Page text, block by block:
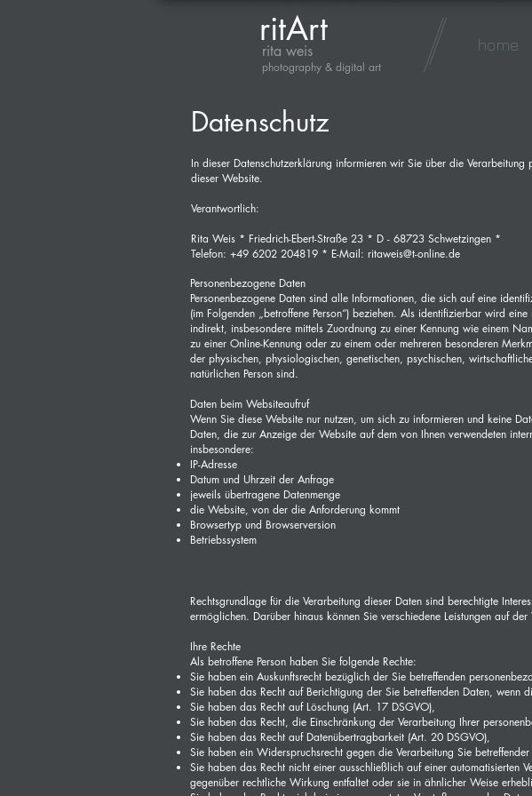
ritArt
rita weis
photography & digital art
home
Datenschutz
In dieser Datenschutzerklärung informieren wir Sie über die
dieser Website.
Verantwortlich:
Rita Weis * Friedrich-Ebert-Straße 23 * D - 68723 Schwetzingen *
Telefon: +49 6202 204819 * E-Mail: ritaweis@t-online.de
Personenbezogene Daten
Personenbezogene Daten sind alle Informationen, die sich auf eine
(im Folgenden „betroffene Person“) beziehen. Als identifizierbar wird
indirekt, insbesondere mittels Zuordnung zu einer Kennung wie einem
zu einer Online-Kennung oder zu einem oder mehreren besonderen
der physischen, physiologischen, genetischen, psychischen,
natürlichen Person sind.
Daten beim Websiteaufruf
Wenn Sie diese Website nur nutzen, um sich zu informieren und keine
Daten, die zur Anzeige der Website auf dem von Ihnen verwendeten
insbesondere:
IP-Adresse
Datum und Uhrzeit der Anfrage
jeweils übertragene Datenmenge
die Website, von der die Anforderung kommt
Browsertyp und Browserversion
Betriebssystem
Rechtsgrundlage für die Verarbeitung dieser Daten sind berechtigte
ermöglichen. Darüber hinaus können Sie verschiedene Leistungen auf
Ihre Rechte
Als betroffene Person haben Sie folgende Rechte:
Sie haben ein Auskunftsrecht bezüglich der Sie betreffenden
Sie haben das Recht auf Berichtigung der Sie betreffenden Daten,
Sie haben das Recht auf Löschung (Art. 17 DSGVO),
Sie haben das Recht, die Einschränkung der Verarbeitung Ihrer
Sie haben das Recht auf Datenübertragbarkeit (Art. 20 DSGVO),
Sie haben ein Widerspruchsrecht gegen die Verarbeitung Sie
Sie haben das Recht nicht einer ausschließlich auf einer automatisierten
gegenüber rechtliche Wirkung entfaltet oder sie in ähnlicher Weise